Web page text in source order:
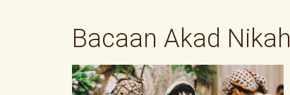
Bacaan Akad Nikah